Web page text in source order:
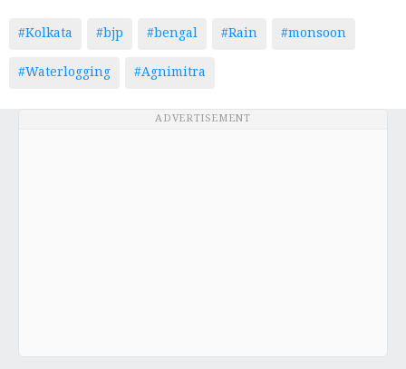
#Kolkata #bjp #bengal #Rain
#monsoon
#Waterlogging
#Agnimitra
ADVERTISEMENT